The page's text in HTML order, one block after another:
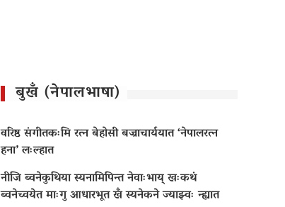
बुखँ (नेपालभाषा)
वरिष्ठ संगीतकःमि रत्न बेहोसी बज्राचार्ययात ‘नेपालरत्न
हना’ लःल्हात
नीजि ब्वनेकुथिया स्यनामिपिन्त नेवाःभाय् खःकथं
ब्वनेच्वयेत माःगु आधारभूत खँ स्यनेकने ज्याझ्वः न्ह्यात